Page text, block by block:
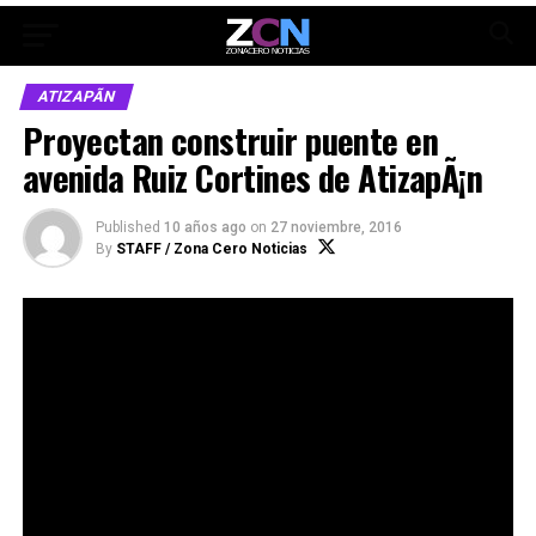
ATIZAPÃN
Proyectan construir puente en
avenida Ruiz Cortines de AtizapÃ¡n
Published 10 años ago on 27 noviembre, 2016
By STAFF / Zona Cero Noticias